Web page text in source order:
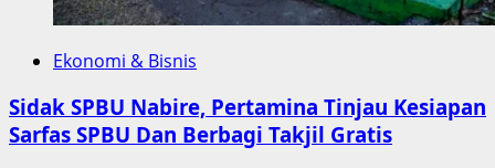
Ekonomi & Bisnis
Sidak SPBU Nabire, Pertamina Tinjau Kesiapan
Sarfas SPBU Dan Berbagi Takjil Gratis